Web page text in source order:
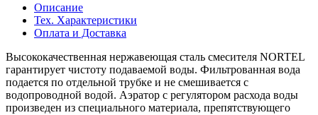
Описание
Тех. Характеристики
Оплата и Доставка
Высококачественная нержавеющая сталь смесителя NORTEL
гарантирует чистоту подаваемой воды. Фильтрованная вода
подается по отдельной трубке и не смешивается с
водопроводной водой. Аэратор с регулятором расхода воды
произведен из специального материала, препятствующего